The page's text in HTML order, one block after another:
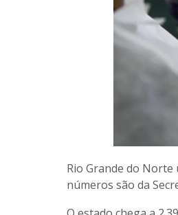
Rio Grande do
números são da